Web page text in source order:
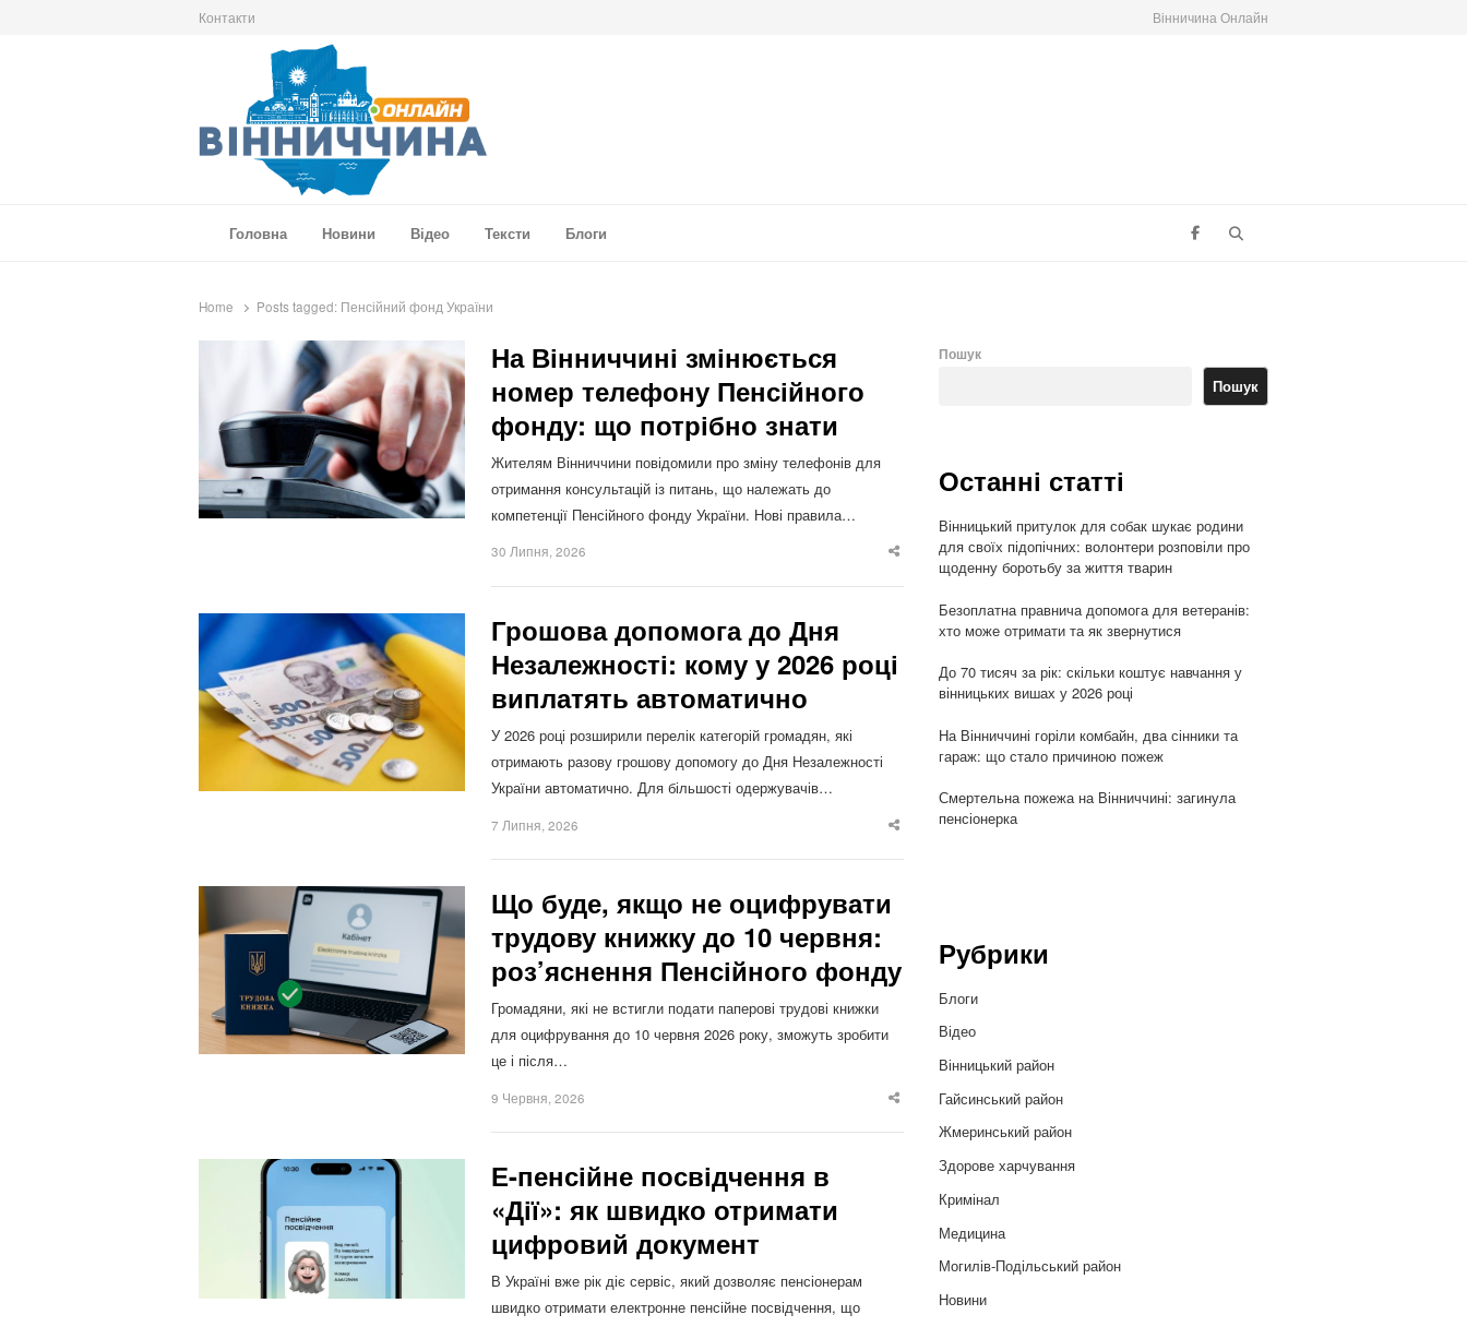
Контакти Вінничина Онлайн
Головна
Новини Відео Тексти Блоги
Home Posts tagged: Пенсійний фонд України
На Вінниччині змінюється
номер телефону Пенсійного
фонду: що потрібно знати
Жителям Вінниччини повідомили про зміну телефонів для
отримання консультацій із питань, що належать до
компетенції Пенсійного фонду України. Нові правила…
30 Липня, 2026
Share
Грошова допомога до Дня
Незалежності: кому у 2026 році
виплатять автоматично
У 2026 році розширили перелік категорій громадян, які
отримають разову грошову допомогу до Дня Незалежності
України автоматично. Для більшості одержувачів…
7 Липня, 2026
Share
Що буде, якщо не оцифрувати
трудову книжку до 10 червня:
роз’яснення Пенсійного фонду
Громадяни, які не встигли подати паперові трудові книжки
для оцифрування до 10 червня 2026 року, зможуть зробити
це і після…
9 Червня, 2026
Share
Е-пенсійне посвідчення в
«Дії»: як швидко отримати
цифровий документ
В Україні вже рік діє сервіс, який дозволяє пенсіонерам
швидко отримати електронне пенсійне посвідчення, що
Пошук
Пошук
Останні статті
Вінницький притулок для собак шукає родини
для своїх підопічних: волонтери розповіли про
щоденну боротьбу за життя тварин
Безоплатна правнича допомога для ветеранів:
хто може отримати та як звернутися
До 70 тисяч за рік: скільки коштує навчання у
вінницьких вишах у 2026 році
На Вінниччині горіли комбайн, два сінники та
гараж: що стало причиною пожеж
Смертельна пожежа на Вінниччині: загинула
пенсіонерка
Рубрики
Блоги
Відео
Вінницький район
Гайсинський район
Жмеринський район
Здорове харчування
Кримінал
Медицина
Могилів-Подільський район
Новини